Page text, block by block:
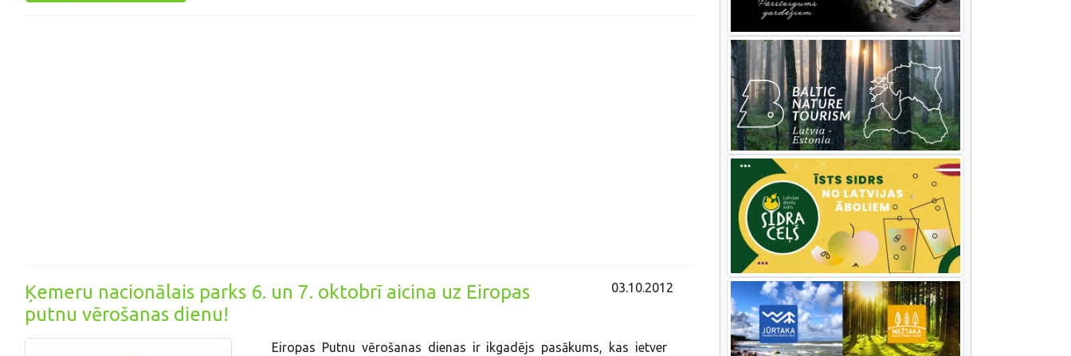
Ķemeru nacionālais parks 6. un 7. oktobrī aicina uz Eiropas
putnu vērošanas dienu!
03.10.2012
Eiropas Putnu vērošanas dienas ir ikgadējs pasākums, kas ietver